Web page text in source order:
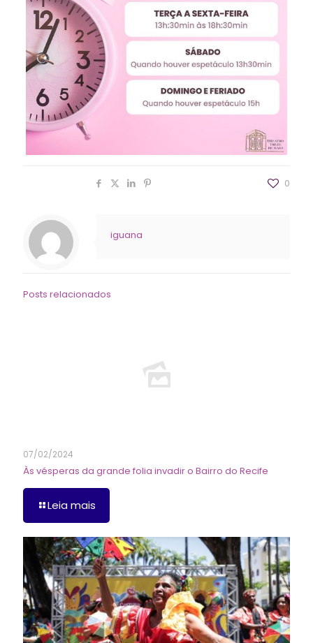
0
iguana
Posts relacionados
07/02/2024
Às vésperas da grande folia invadir o Bairro do Recife
Leia mais